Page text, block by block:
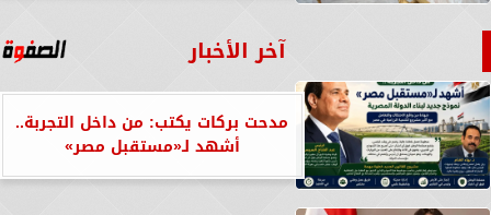
آخر الأخبار
مدحت بركات يكتب: من داخل التجربة..
أشهد لـ«مستقبل مصر»